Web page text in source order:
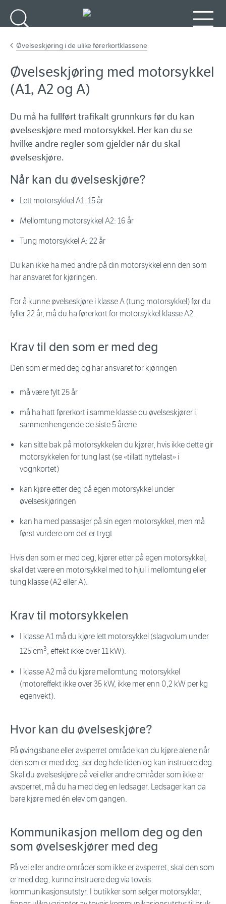
Øvelseskjøring i de ulike førerkortklassene
Øvelseskjøring med motorsykkel
(A1, A2 og A)
Du må ha fullført trafikalt grunnkurs før du kan
øvelseskjøre med motorsykkel. Her kan du se
hvilke andre regler som gjelder når du skal
øvelseskjøre.
Når kan du øvelseskjøre?
Lett motorsykkel A1: 15 år
Mellomtung motorsykkel A2: 16 år
Tung motorsykkel A: 22 år
Du kan ikke ha med andre på din motorsykkel enn den som
har ansvaret for kjøringen.
For å kunne øvelseskjøre i klasse A (tung motorsykkel) før du
fyller 22 år, må du ha førerkort for motorsykkel klasse A2.
Krav til den som er med deg
Den som er med deg og har ansvaret for kjøringen
må være fylt 25 år
må ha hatt førerkort i samme klasse du øvelseskjører i,
sammenhengende de siste 5 årene
kan sitte bak på motorsykkelen du kjører, hvis ikke dette gir
motorsykkelen for tung last (se «tillatt nyttelast» i
vognkortet)
kan kjøre etter deg på egen motorsykkel under
øvelseskjøringen
kan ha med passasjer på sin egen motorsykkel, men må
først vurdere om det er trygt
Hvis den som er med deg, kjører etter på egen motorsykkel,
skal det være en motorsykkel med to hjul i mellomtung eller
tung klasse (A2 eller A).
Krav til motorsykkelen
I klasse A1 må du kjøre lett motorsykkel (slagvolum under
125 cm3, effekt ikke over 11 kW).
I klasse A2 må du kjøre mellomtung motorsykkel
(motoreffekt ikke over 35 kW, ikke mer enn 0,2 kW per kg
egenvekt).
Hvor kan du øvelseskjøre?
På øvingsbane eller avsperret område kan du kjøre alene når
den som er med deg, ser deg hele tiden og kan instruere deg.
Skal du øvelseskjøre på vei eller andre områder som ikke er
avsperret, må du ha med deg en ledsager. Ledsager kan da
bare kjøre med én elev om gangen.
Kommunikasjon mellom deg og den
som øvelseskjører med deg
På vei eller andre områder som ikke er avsperret, skal den som
er med deg, kunne instruere deg via toveis
kommunikasjonsutstyr. I butikker som selger motorsykler,